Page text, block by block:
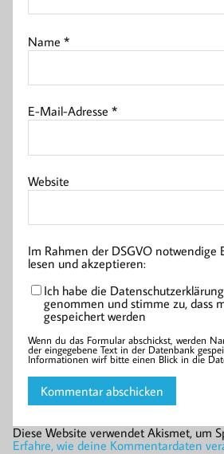
Name*
E-Mail-Adresse*
Website
Im Rahmen der DSGVO
lesen und akzeptieren:
Ich habe die
genommen und stimme zu, dass
gespeichert werden
Wenn du das Formular abschickst, werden
der eingegebene Text in der Datenbank
Informationen wirf bitte einen Blick in die
Diese Website verwendet Akismet, um
Erfahre, wie deine Kommentardaten